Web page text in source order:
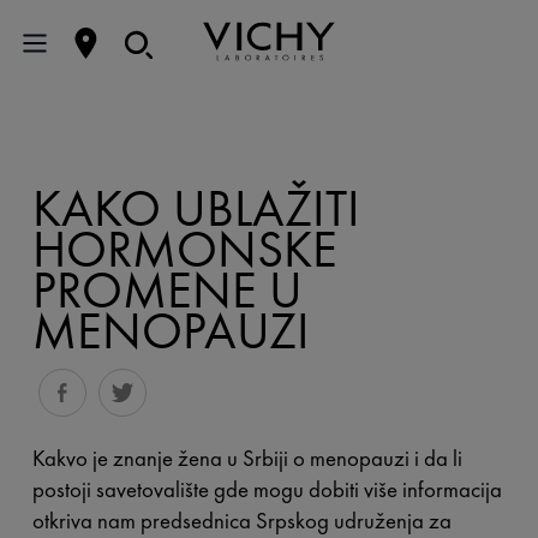
KAKO UBLAŽITI
HORMONSKE
PROMENE U
MENOPAUZI
Kakvo je znanje žena u Srbiji o menopauzi i da li
postoji savetovalište gde mogu dobiti više informacija
otkriva nam predsednica Srpskog udruženja za